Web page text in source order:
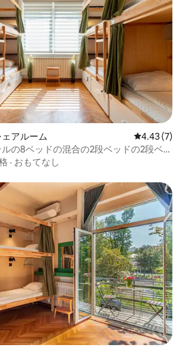
アルーム レビュー7
4.43 (7)
の8ベッドの混合の2段ベッドの2段ベッ
· おもてなし